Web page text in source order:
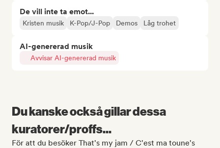
De vill inte ta emot...
Kristen musik K-Pop/J-Pop Demos Låg trohet
AI-genererad musik
Avvisar AI-genererad musik
Du kanske också gillar dessa
kuratorer/proffs...
För att du besöker That's my jam / C'est ma toune's